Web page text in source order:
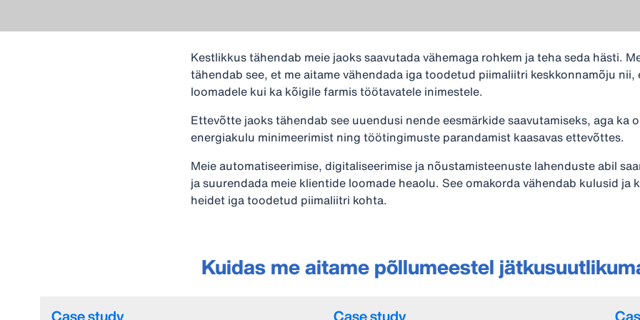
Kestlikkus tähendab meie jaoks saavutada vähemaga rohkem ja teha seda hästi.
tähendab see, et me aitame vähendada iga toodetud piimaliitri keskkonnamõju nii,
loomadele kui ka kõigile farmis töötavatele inimestele.
Ettevõtte jaoks tähendab see uuendusi nende eesmärkide saavutamiseks, aga ka
energiakulu minimeerimist ning töötingimuste parandamist kaasavas ettevõttes.
Meie automatiseerimise, digitaliseerimise ja nõustamisteenuste lahenduste abil
ja suurendada meie klientide loomade heaolu. See omakorda vähendab kulusid ja
heidet iga toodetud piimaliitri kohta.
Kuidas me aitame põllumeestel